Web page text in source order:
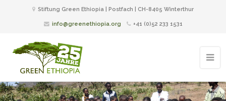
Stiftung Green Ethiopia | Postfach | CH-8405 Winterthur
info@greenethiopia.org +41 (0)52 233 1531